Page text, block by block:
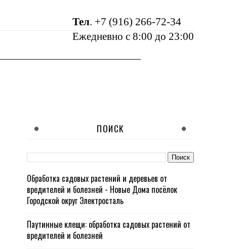
Тел. +7 (916) 266-72-34
Ежедневно с 8:00 до 23:00
ПОИСК
Обработка садовых растений и деревьев от
вредителей и болезней - Новые Дома посёлок
Городской округ Электросталь
Паутинные клещи: обработка садовых растений от
вредителей и болезней